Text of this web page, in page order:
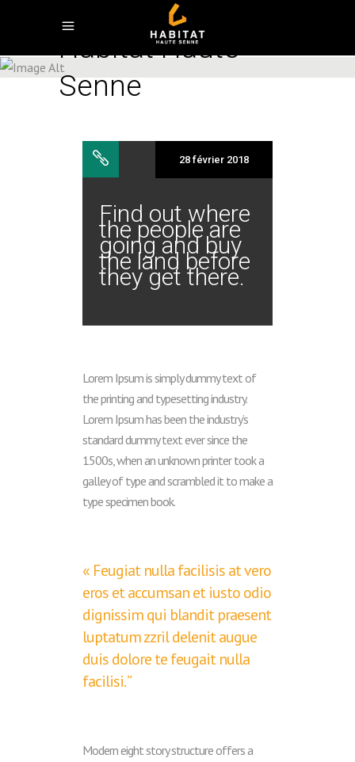
Habitat Haute
Senne
28 février 2018
Find out where
the people are
going and buy
the land before
they get there.
Lorem Ipsum is simply dummy text of
the printing and typesetting industry.
Lorem Ipsum has been the industry’s
standard dummy text ever since the
1500s, when an unknown printer took a
galley of type and scrambled it to make a
type specimen book.
« Feugiat nulla facilisis at vero
eros et accumsan et iusto odio
dignissim qui blandit praesent
luptatum zzril delenit augue
duis dolore te feugait nulla
facilisi. ”
Modern eight story structure offers a